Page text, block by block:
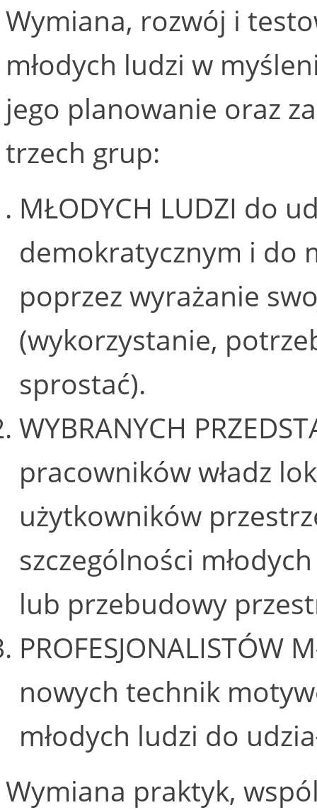
Wymiana, rozwój i
młodych ludzi w
jego planowanie oraz
trzech grup:
MŁODYCH LUDZI do
demokratycznym i do
poprzez wyrażanie
(wykorzystanie,
sprostać).
WYBRANYCH
pracowników władz
użytkowników
szczególności
lub przebudowy
PROFESJONALISTÓW
nowych technik
młodych ludzi do
Wymiana praktyk,